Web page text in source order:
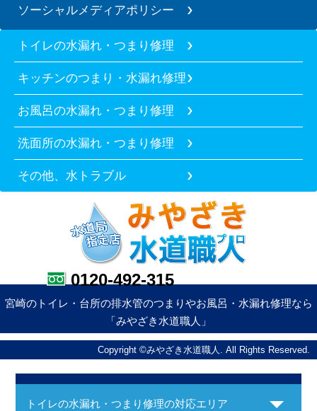
ソーシャルメディアポリシー
トイレの水漏れ・つまり修理
キッチンのつまり・水漏れ修理
お風呂の水漏れ・つまり修理
洗面所の水漏れ・つまり修理
その他、水トラブル
0120-492-315
宮崎のトイレ・台所の排水管のつまりやお風呂・水漏れ修理なら
「みやざき水道職人」
Copyright ©みやざき水道職人. All Rights Reserved.
トイレの水漏れ・つまり修理の対応エリア